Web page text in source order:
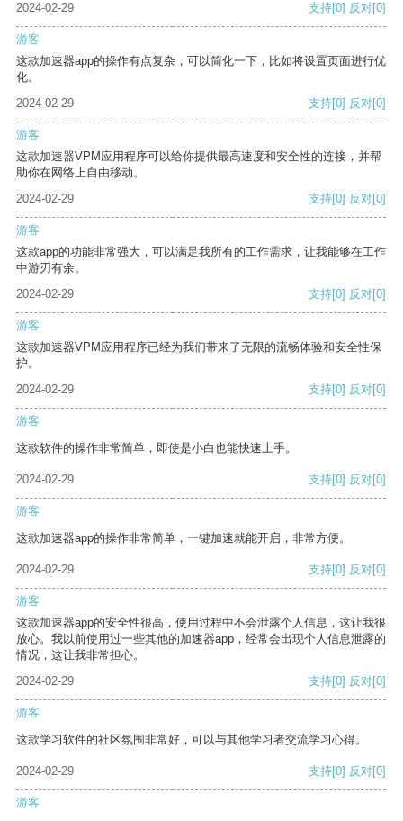
2024-02-29 支持[0] 反对[0]
游客
这款加速器app的操作有点复杂，可以简化一下，比如将设置页面进行优
化。
2024-02-29
支持[0] 反对[0]
游客
这款加速器VPM应用程序可以给你提供最高速度和安全性的连接，并帮
助你在网络上自由移动。
2024-02-29
支持[0] 反对[0]
游客
这款app的功能非常强大，可以满足我所有的工作需求，让我能够在工作
中游刃有余。
2024-02-29
支持[0] 反对[0]
游客
这款加速器VPM应用程序已经为我们带来了无限的流畅体验和安全性保
护。
2024-02-29
支持[0] 反对[0]
游客
这款软件的操作非常简单，即使是小白也能快速上手。
2024-02-29 支持[0] 反对[0]
游客
这款加速器app的操作非常简单，一键加速就能开启，非常方便。
2024-02-29 支持[0] 反对[0]
游客
这款加速器app的安全性很高，使用过程中不会泄露个人信息，这让我很
放心。我以前使用过一些其他的加速器app，经常会出现个人信息泄露的
情况，这让我非常担心。
2024-02-29
支持[0] 反对[0]
游客
这款学习软件的社区氛围非常好，可以与其他学习者交流学习心得。
2024-02-29 支持[0] 反对[0]
游客